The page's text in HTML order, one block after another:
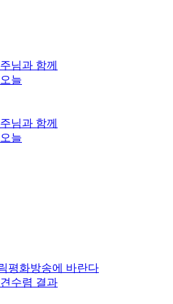
님과 함께
늘
님과 함께
늘
평화방송에 바란다
수렴 결과